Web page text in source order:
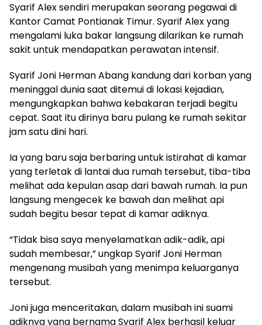
Syarif Alex sendiri merupakan seorang pegawai di
Kantor Camat Pontianak Timur. Syarif Alex yang
mengalami luka bakar langsung dilarikan ke rumah
sakit untuk mendapatkan perawatan intensif.
Syarif Joni Herman Abang kandung dari korban yang
meninggal dunia saat ditemui di lokasi kejadian,
mengungkapkan bahwa kebakaran terjadi begitu
cepat. Saat itu dirinya baru pulang ke rumah sekitar
jam satu dini hari.
Ia yang baru saja berbaring untuk istirahat di kamar
yang terletak di lantai dua rumah tersebut, tiba-tiba
melihat ada kepulan asap dari bawah rumah. Ia pun
langsung mengecek ke bawah dan melihat api
sudah begitu besar tepat di kamar adiknya.
“Tidak bisa saya menyelamatkan adik-adik, api
sudah membesar,” ungkap Syarif Joni Herman
mengenang musibah yang menimpa keluarganya
tersebut.
Joni juga menceritakan, dalam musibah ini suami
adiknya yang bernama Syarif Alex berhasil keluar